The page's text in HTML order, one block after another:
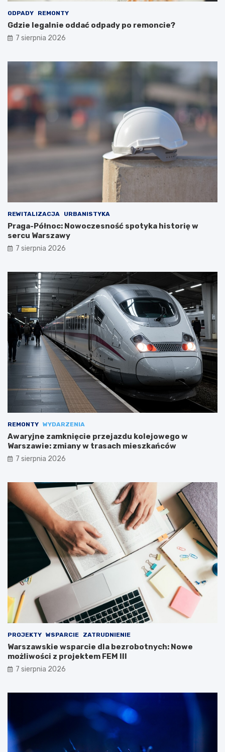
ODPADY REMONTY
Gdzie legalnie oddać odpady po remoncie?
7 sierpnia 2026
REWITALIZACJA URBANISTYKA
Praga-Północ: Nowoczesność spotyka historię w
sercu Warszawy
7 sierpnia 2026
REMONTY WYDARZENIA
Awaryjne zamknięcie przejazdu kolejowego w
Warszawie: zmiany w trasach mieszkańców
7 sierpnia 2026
PROJEKTY WSPARCIE ZATRUDNIENIE
Warszawskie wsparcie dla bezrobotnych: Nowe
możliwości z projektem FEM III
7 sierpnia 2026